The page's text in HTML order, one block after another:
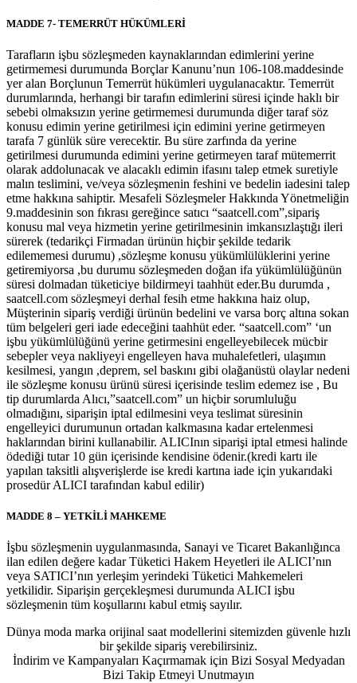
MADDE 7- TEMERRÜT HÜKÜMLERİ
Tarafların işbu sözleşmeden kaynaklarından edimlerini yerine
getirmemesi durumunda Borçlar Kanunu’nun 106-108.maddesinde
yer alan Borçlunun Temerrüt hükümleri uygulanacaktır. Temerrüt
durumlarında, herhangi bir tarafın edimlerini süresi içinde haklı bir
sebebi olmaksızın yerine getirmemesi durumunda diğer taraf söz
konusu edimin yerine getirilmesi için edimini yerine getirmeyen
tarafa 7 günlük süre verecektir. Bu süre zarfında da yerine
getirilmesi durumunda edimini yerine getirmeyen taraf mütemerrit
olarak addolunacak ve alacaklı edimin ifasını talep etmek suretiyle
malın teslimini, ve/veya sözleşmenin feshini ve bedelin iadesini talep
etme hakkına sahiptir. Mesafeli Sözleşmeler Hakkında Yönetmeliğin
9.maddesinin son fıkrası gereğince satıcı “saatcell.com”,sipariş
konusu mal veya hizmetin yerine getirilmesinin imkansızlaştığı ileri
sürerek (tedarikçi Firmadan ürünün hiçbir şekilde tedarik
edilememesi durumu) ,sözleşme konusu yükümlülüklerini yerine
getiremiyorsa ,bu durumu sözleşmeden doğan ifa yükümlülüğünün
süresi dolmadan tüketiciye bildirmeyi taahhüt eder.Bu durumda ,
saatcell.com sözleşmeyi derhal fesih etme hakkına haiz olup,
Müşterinin sipariş verdiği ürünün bedelini ve varsa borç altına sokan
tüm belgeleri geri iade edeceğini taahhüt eder. “saatcell.com” ‘un
işbu yükümlülüğünü yerine getirmesini engelleyebilecek mücbir
sebepler veya nakliyeyi engelleyen hava muhalefetleri, ulaşımın
kesilmesi, yangın ,deprem, sel baskını gibi olağanüstü olaylar nedeni
ile sözleşme konusu ürünü süresi içerisinde teslim edemez ise , Bu
tip durumlarda Alıcı,”saatcell.com” un hiçbir sorumluluğu
olmadığını, siparişin iptal edilmesini veya teslimat süresinin
engelleyici durumunun ortadan kalkmasına kadar ertelenmesi
haklarından birini kullanabilir. ALICInın siparişi iptal etmesi halinde
ödediği tutar 10 gün içerisinde kendisine ödenir.(kredi kartı ile
yapılan taksitli alışverişlerde ise kredi kartına iade için yukarıdaki
prosedür ALICI tarafından kabul edilir)
MADDE 8 – YETKİLİ MAHKEME
İşbu sözleşmenin uygulanmasında, Sanayi ve Ticaret Bakanlığınca
ilan edilen değere kadar Tüketici Hakem Heyetleri ile ALICI’nın
veya SATICI’nın yerleşim yerindeki Tüketici Mahkemeleri
yetkilidir. Siparişin gerçekleşmesi durumunda ALICI işbu
sözleşmenin tüm koşullarını kabul etmiş sayılır.
Dünya moda marka orijinal saat modellerini sitemizden güvenle hızlı
bir şekilde sipariş verebilirsiniz.
İndirim ve Kampanyaları Kaçırmamak için Bizi Sosyal Medyadan
Bizi Takip Etmeyi Unutmayın